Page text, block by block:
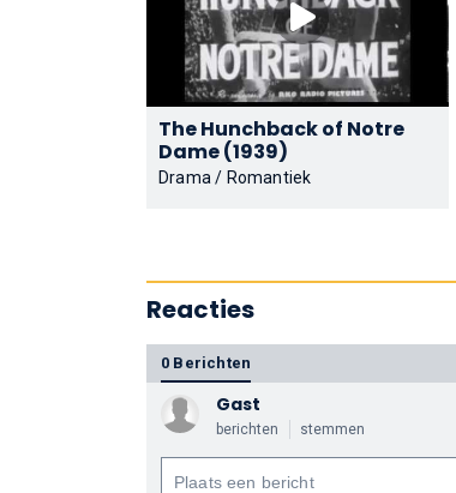
The Hunchback of Notre
Dame (1939)
Drama / Romantiek
Reacties
0 Berichten
Gast
berichten stemmen